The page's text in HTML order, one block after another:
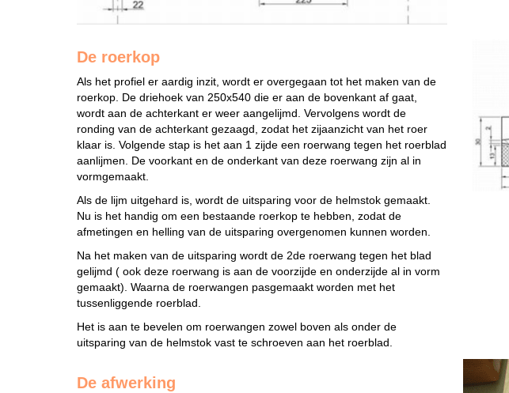
De roerkop
Als het profiel er aardig inzit, wordt er overgegaan tot het maken van de
roerkop. De driehoek van 250x540 die er aan de bovenkant af gaat,
wordt aan de achterkant er weer aangelijmd. Vervolgens wordt de
ronding van de achterkant gezaagd, zodat het zijaanzicht van het roer
klaar is. Volgende stap is het aan 1 zijde een roerwang tegen het roerblad
aanlijmen. De voorkant en de onderkant van deze roerwang zijn al in
vormgemaakt.
Als de lijm uitgehard is, wordt de uitsparing voor de helmstok gemaakt.
Nu is het handig om een bestaande roerkop te hebben, zodat de
afmetingen en helling van de uitsparing overgenomen kunnen worden.
Na het maken van de uitsparing wordt de 2de roerwang tegen het blad
gelijmd ( ook deze roerwang is aan de voorzijde en onderzijde al in vorm
gemaakt). Waarna de roerwangen pasgemaakt worden met het
tussenliggende roerblad.
Het is aan te bevelen om roerwangen zowel boven als onder de
uitsparing van de helmstok vast te schroeven aan het roerblad.
De afwerking